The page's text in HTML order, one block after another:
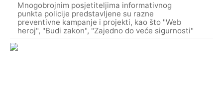
Mnogobrojnim posjetiteljima informativnog
punkta policije predstavljene su razne
preventivne kampanje i projekti, kao što "Web
heroj", "Budi zakon", "Zajedno do veće sigurnosti"